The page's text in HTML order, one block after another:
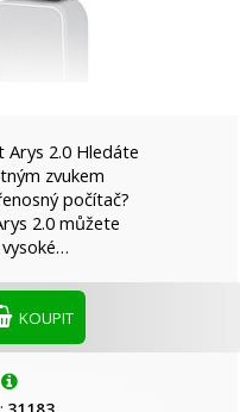
2.0 Hledáte
zvukem
počítač?
2.0 můžete
KOUPIT